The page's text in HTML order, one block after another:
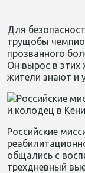
Для
трущобы
прозванного
Он вырос в этих
жители знают и
Российские
общались с
трехдневный